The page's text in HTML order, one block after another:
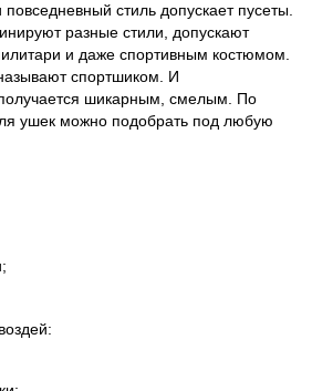
стиль допускает пусеты.
разные стили, допускают
и даже спортивным костюмом.
спортшиком. И
шикарным, смелым. По
ушек можно подобрать под любую